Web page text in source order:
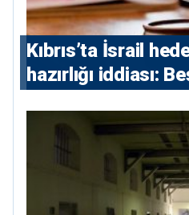
Kıbrıs’ta İsrail
hazırlığı iddiası: